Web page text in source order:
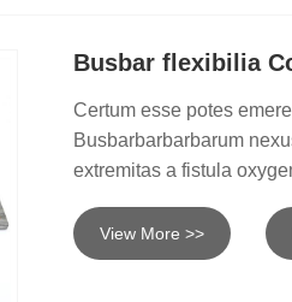
Busbar flexibilia
Certum esse potes
Busbarbarbarbarum
extremitas a fistula
View More >>